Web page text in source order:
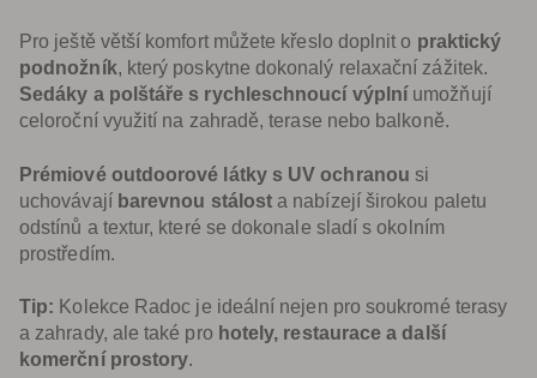
Pro ještě větší komfort můžete křeslo doplnit o praktický
podnožník, který poskytne dokonalý relaxační zážitek.
Sedáky a polštáře s rychleschnoucí výplní umožňují
celoroční využití na zahradě, terase nebo balkoně.
Prémiové outdoorové látky s UV ochranou si
uchovávají barevnou stálost a nabízejí širokou paletu
odstínů a textur, které se dokonale sladí s okolním
prostředím.
Tip: Kolekce Radoc je ideální nejen pro soukromé terasy
a zahrady, ale také pro hotely, restaurace a další
komerční prostory.